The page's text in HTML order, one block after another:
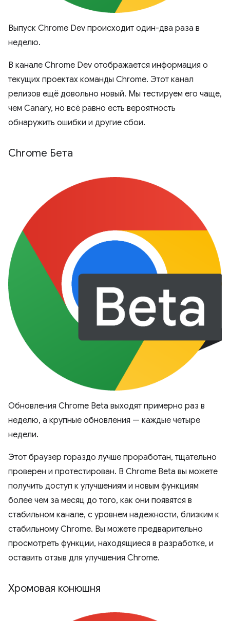
Выпуск Chrome Dev происходит один-два раза в
неделю.
В канале Chrome Dev отображается информация о
текущих проектах команды Chrome. Этот канал
релизов ещё довольно новый. Мы тестируем его чаще,
чем Canary, но всё равно есть вероятность
обнаружить ошибки и другие сбои.
Chrome Бета
Обновления Chrome Beta выходят примерно раз в
неделю, а крупные обновления — каждые четыре
недели.
Этот браузер гораздо лучше проработан, тщательно
проверен и протестирован. В Chrome Beta вы можете
получить доступ к улучшениям и новым функциям
более чем за месяц до того, как они появятся в
стабильном канале, с уровнем надежности, близким к
стабильному Chrome. Вы можете предварительно
просмотреть функции, находящиеся в разработке, и
оставить отзыв для улучшения Chrome.
Хромовая конюшня